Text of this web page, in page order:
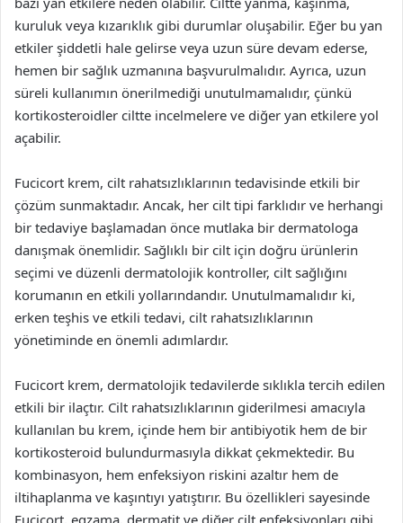
kuruluk veya kızarıklık gibi durumlar oluşabilir. Eğer bu yan
etkiler şiddetli hale gelirse veya uzun süre devam ederse,
hemen bir sağlık uzmanına başvurulmalıdır. Ayrıca, uzun
süreli kullanımın önerilmediği unutulmamalıdır, çünkü
kortikosteroidler ciltte incelmelere ve diğer yan etkilere yol
açabilir.
Fucicort krem, cilt rahatsızlıklarının tedavisinde etkili bir
çözüm sunmaktadır. Ancak, her cilt tipi farklıdır ve herhangi
bir tedaviye başlamadan önce mutlaka bir dermatologa
danışmak önemlidir. Sağlıklı bir cilt için doğru ürünlerin
seçimi ve düzenli dermatolojik kontroller, cilt sağlığını
korumanın en etkili yollarındandır. Unutulmamalıdır ki,
erken teşhis ve etkili tedavi, cilt rahatsızlıklarının
yönetiminde en önemli adımlardır.
Fucicort krem, dermatolojik tedavilerde sıklıkla tercih edilen
etkili bir ilaçtır. Cilt rahatsızlıklarının giderilmesi amacıyla
kullanılan bu krem, içinde hem bir antibiyotik hem de bir
kortikosteroid bulundurmasıyla dikkat çekmektedir. Bu
kombinasyon, hem enfeksiyon riskini azaltır hem de
iltihaplanma ve kaşıntıyı yatıştırır. Bu özellikleri sayesinde
Fucicort, egzama, dermatit ve diğer cilt enfeksiyonları gibi